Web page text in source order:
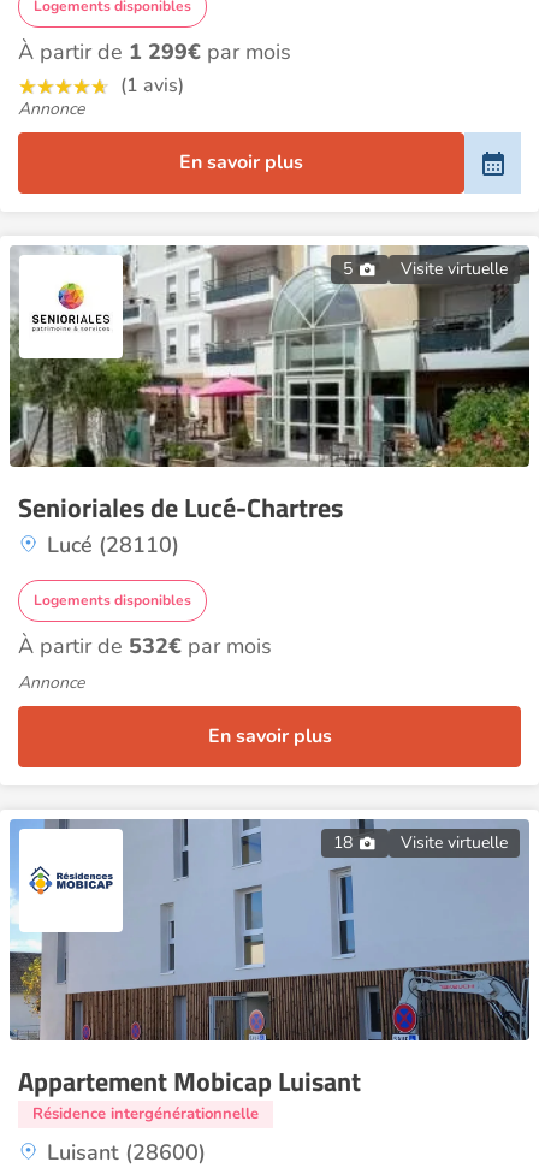
Logements disponibles
À partir de 1 299€ par mois
(1 avis)
Annonce
En savoir plus
5 Visite virtuelle
Senioriales de Lucé-Chartres
Lucé (28110)
Logements disponibles
À partir de 532€ par mois
Annonce
En savoir plus
18 Visite virtuelle
Appartement Mobicap Luisant
Résidence intergénérationnelle
Luisant (28600)